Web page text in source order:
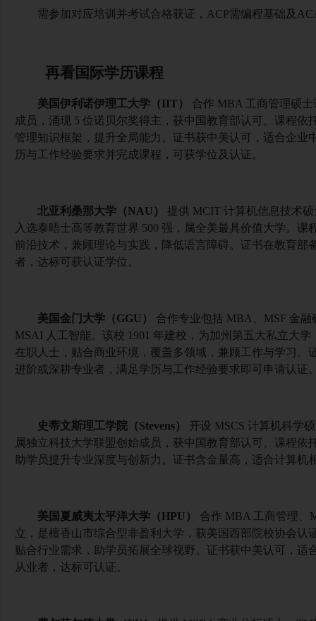
需参加对应培训并考试合格获证， ACP需编程基础及
再看国际学历课程
美国伊利诺伊理工大学（IIT）
合作 MBA 工商管理硕
成员，涌现 5 位诺贝尔奖得主，获中国教育部认可。课程
管理知识框架，提升全局能力。证书获中美认可，适合企
历与工作经验要求并完成课程，可获学位及认证。
北亚利桑那大学（NAU）
提供 MCIT 计算机信息技术
入选泰晤士高等教育世界 500 强，属全美最具价值大学。
前沿技术，兼顾理论与实践，降低语言障碍。证书在教育
者，达标可获认证学位。
美国金门大学（GGU）
合作专业包括 MBA、MSF 金
MSAI 人工智能。该校 1901 年建校，为加州第五大私立大
在职人士，贴合商业环境，覆盖多领域，兼顾工作与学习
进阶或深耕专业者，满足学历与工作经验要求即可申请认证
史蒂文斯理工学院（Stevens）
开设 MSCS 计算机科学
属独立科技大学联盟创始成员，获中国教育部认可。课程
助学员提升专业深度与创新力。证书含金量高，适合计算机
美国夏威夷太平洋大学（HPU） 合作 MBA 工商管理、
立，是檀香山市综合型非盈利大学，获美国西部院校协会认
贴合行业需求，助学员拓展全球视野。证书获中美认可，
从业者，达标可认证。